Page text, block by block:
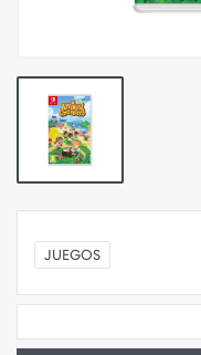
JUEGOS